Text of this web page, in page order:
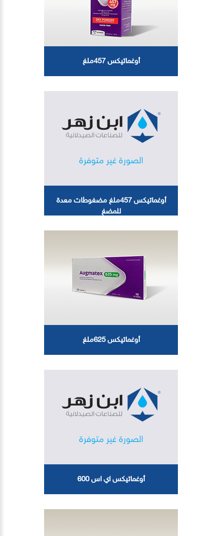
أوغماتيكس 457ملغ
أوغماتيكس 457ملغ مضغوطات معدة
للمضغ
أوغماتيكس 625ملغ
أوغماتيكس اي اس 600